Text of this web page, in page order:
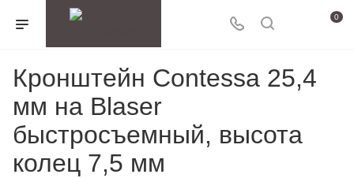
0
Кронштейн Contessa 25,4
мм на Blaser
быстросъемный, высота
колец 7,5 мм